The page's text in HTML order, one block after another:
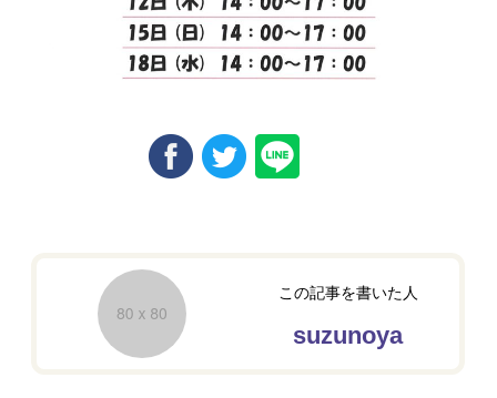
この記事を書いた人
suzunoya